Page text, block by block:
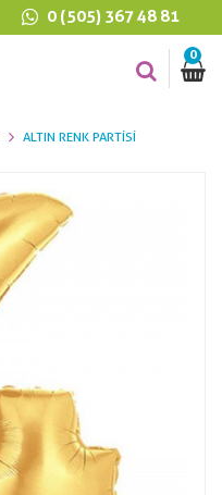
0 (505) 367 48 81
0
ALTIN RENK PARTISI